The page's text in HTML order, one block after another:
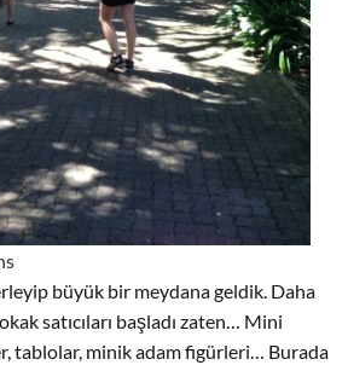
büyük bir meydana geldik. Daha
satıcıları başladı zaten… Mini
tablolar, minik adam figürleri… Burada